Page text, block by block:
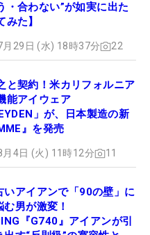
・合わない”が如実に出た
みた】
月29日 (水) 18時37分 22
と契約！米カリフォルニア
能アイウェア
」が、日本製造の新
』を発売
4日 (火) 11時12分 11
いアイアンで「90の壁」に
む男が激変！
『G740』アイアンが引